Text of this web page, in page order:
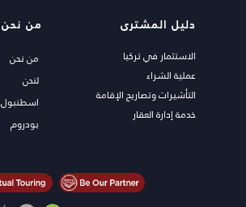
دليل المشترى
الاستثمار في تركيا
عملية الشراء
التأشيرات وتصاريح الإقامة
خدمة إدارة العقار
من نحن
من نحن
لندن
اسطنبول
بودروم